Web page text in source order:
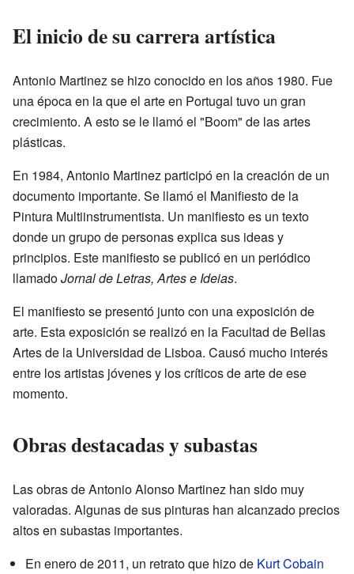
El inicio de su carrera artística
Antonio Martinez se hizo conocido en los años 1980. Fue
una época en la que el arte en Portugal tuvo un gran
crecimiento. A esto se le llamó el "Boom" de las artes
plásticas.
En 1984, Antonio Martinez participó en la creación de un
documento importante. Se llamó el Manifiesto de la
Pintura Multiinstrumentista. Un manifiesto es un texto
donde un grupo de personas explica sus ideas y
principios. Este manifiesto se publicó en un periódico
llamadoJornal de Letras, Artes e Ideias.
El manifiesto se presentó junto con una exposición de
arte. Esta exposición se realizó en la Facultad de Bellas
Artes de la Universidad de Lisboa. Causó mucho interés
entre los artistas jóvenes y los críticos de arte de ese
momento.
Obras destacadas y subastas
Las obras de Antonio Alonso Martinez han sido muy
valoradas. Algunas de sus pinturas han alcanzado precios
altos en subastas importantes.
En enero de 2011, un retrato que hizo de Kurt Cobain